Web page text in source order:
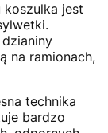
koszulka jest
na ramionach,
technika
bardzo